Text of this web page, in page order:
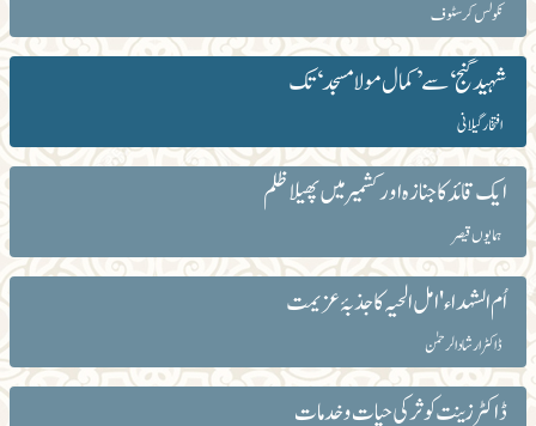
نکولس کرسٹوف
شہید گنج‘ سے ’کمال مولا مسجد‘ تک
افتخار گیلانی
ایک قائد کا جنازہ اور کشمیر میں پھیلا ظلم
ہمایوں قیصر
اُم الشہداء 'امل الحیہ کا جذبۂ عزیمت
ڈاکٹر ارشاد الرحمٰن
ڈاکٹر زینت کوثر کی حیات و خدمات